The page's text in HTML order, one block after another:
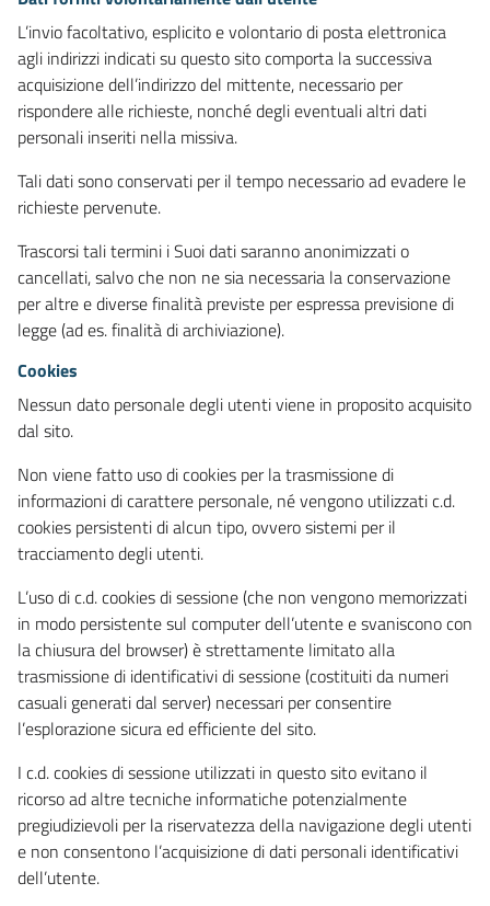
L’invio facoltativo, esplicito e volontario di posta elettronica
agli indirizzi indicati su questo sito comporta la successiva
acquisizione dell’indirizzo del mittente, necessario per
rispondere alle richieste, nonché degli eventuali altri dati
personali inseriti nella missiva.
Tali dati sono conservati per il tempo necessario ad evadere le
richieste pervenute.
Trascorsi tali termini i Suoi dati saranno anonimizzati o
cancellati, salvo che non ne sia necessaria la conservazione
per altre e diverse finalità previste per espressa previsione di
legge (ad es. finalità di archiviazione).
Cookies
Nessun dato personale degli utenti viene in proposito acquisito
dal sito.
Non viene fatto uso di cookies per la trasmissione di
informazioni di carattere personale, né vengono utilizzati c.d.
cookies persistenti di alcun tipo, ovvero sistemi per il
tracciamento degli utenti.
L’uso di c.d. cookies di sessione (che non vengono memorizzati
in modo persistente sul computer dell’utente e svaniscono con
la chiusura del browser) è strettamente limitato alla
trasmissione di identificativi di sessione (costituiti da numeri
casuali generati dal server) necessari per consentire
l’esplorazione sicura ed efficiente del sito.
I c.d. cookies di sessione utilizzati in questo sito evitano il
ricorso ad altre tecniche informatiche potenzialmente
pregiudizievoli per la riservatezza della navigazione degli utenti
e non consentono l’acquisizione di dati personali identificativi
dell’utente.